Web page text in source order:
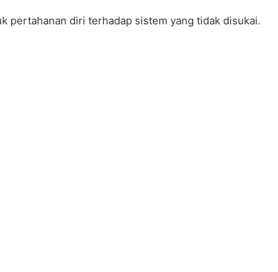
pertahanan diri terhadap sistem yang tidak disukai.